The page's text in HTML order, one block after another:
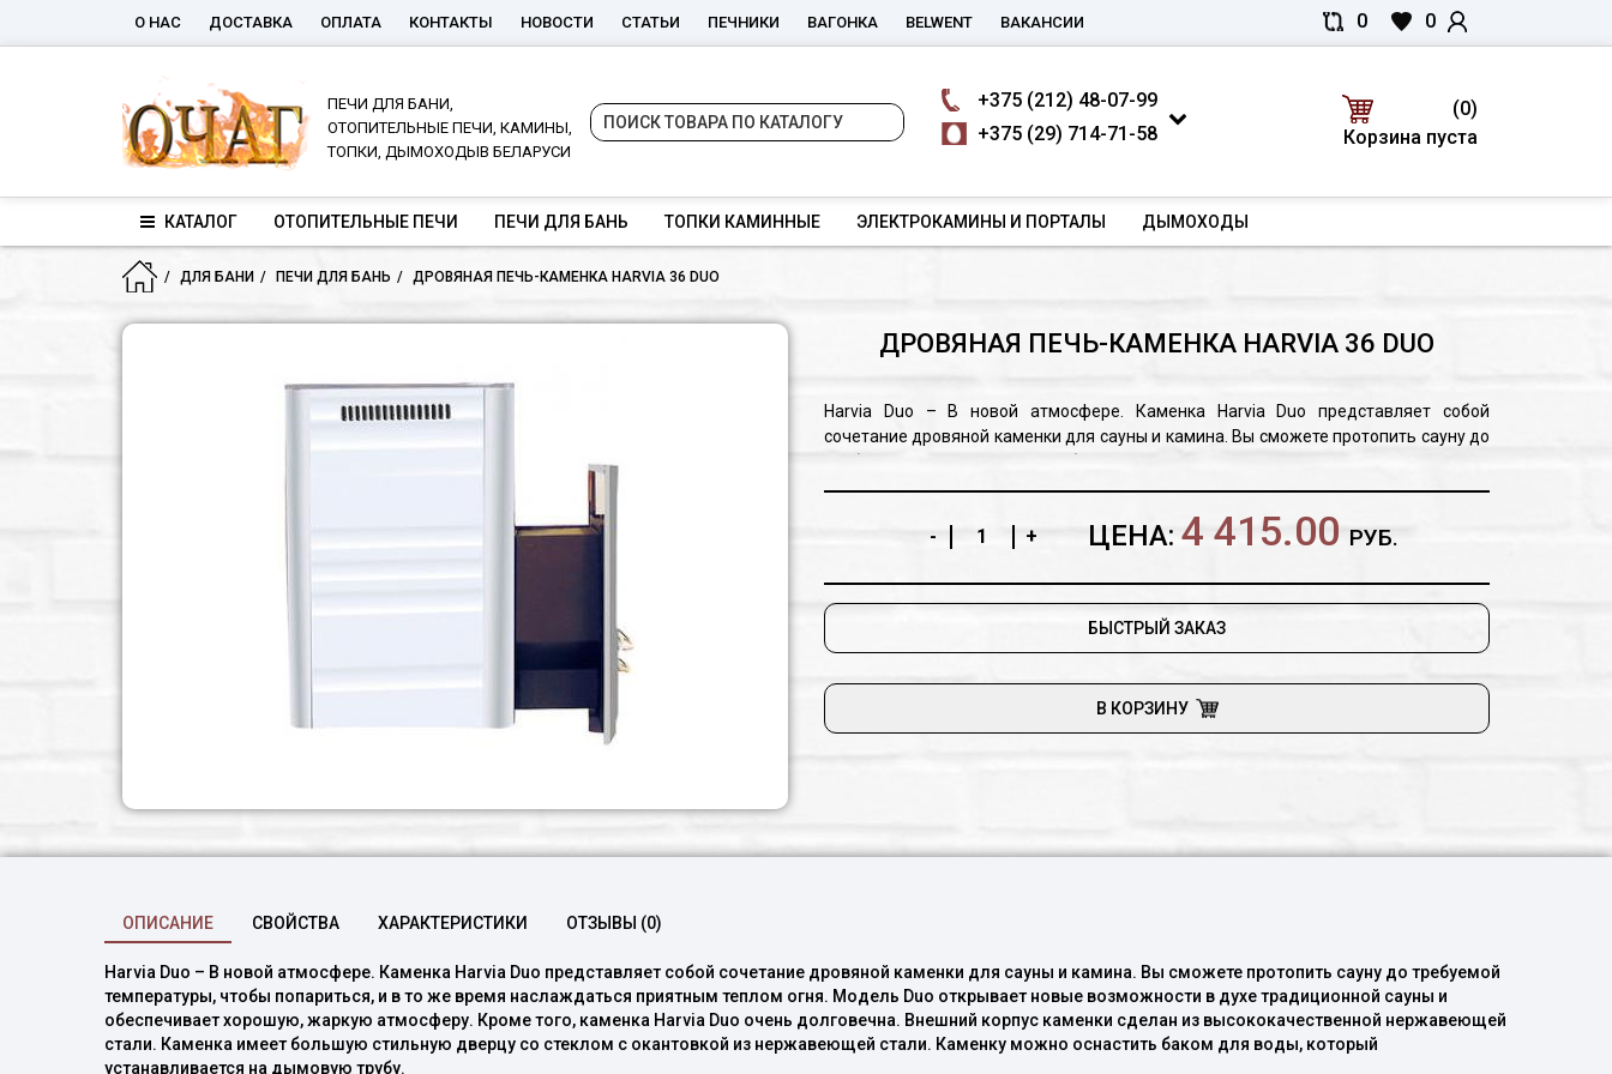
О НАС ДОСТАВКА ОПЛАТА КОНТАКТЫ НОВОСТИ СТАТЬИ ПЕЧНИКИ ВАГОНКА BELWENT ВАКАНСИИ 0 0
ПЕЧИ ДЛЯ БАНИ,
ОТОПИТЕЛЬНЫЕ ПЕЧИ, КАМИНЫ,
ТОПКИ, ДЫМОХОДЫВ БЕЛАРУСИ
+375 (212) 48-07-99
+375 (29) 714-71-58
(0)
Корзина пуста
КАТАЛОГ ОТОПИТЕЛЬНЫЕ ПЕЧИ ПЕЧИ ДЛЯ БАНЬ ТОПКИ КАМИННЫЕ ЭЛЕКТРОКАМИНЫ И ПОРТАЛЫ ДЫМОХОДЫ
ДЛЯ БАНИ ПЕЧИ ДЛЯ БАНЬ ДРОВЯНАЯ ПЕЧЬ-КАМЕНКА HARVIA 36 DUO
ДРОВЯНАЯ ПЕЧЬ-КАМЕНКА HARVIA 36 DUO
Harvia Duo – В новой атмосфере.
Каменкa Harvia Duo представляет собой
сочетание дровяной каменки для сауны и камина. Вы сможете протопить сауну до
приятным теплом огня. Модель Duo открывает новые возможности в духе
каменка Harvia Duo очень долговечна. Внешний корпус каменки сделан из
дверцу со стеклом с окантовкой из нержавеющей стали. Каменку можно
оснастить баком для воды, который устанавливается на дымовую трубу.
+
- ЦЕНА: 4 415.00 РУБ.
БЫСТРЫЙ ЗАКАЗ
В КОРЗИНУ
ОПИСАНИЕ СВОЙСТВА ХАРАКТЕРИСТИКИ ОТЗЫВЫ (0)
Harvia Duo – В новой атмосфере. Каменкa Harvia Duo представляет собой сочетание дровяной каменки для сауны и камина. Вы сможете протопить сауну до требуемой
температуры, чтобы попариться, и в то же время наслаждаться приятным теплом огня. Модель Duo открывает новые возможности в духе традиционной сауны и
обеспечивает хорошую, жаркую атмосферу. Кроме того, каменка Harvia Duo очень долговечна. Внешний корпус каменки сделан из высококачественной нержавеющей
стали. Каменка имеет большую стильную дверцу со стеклом с окантовкой из нержавеющей стали. Каменку можно оснастить баком для воды, который
устанавливается на дымовую трубу.